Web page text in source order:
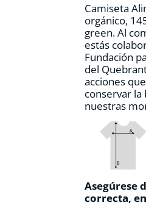
Camiseta
orgánico,
green. Al
estás
Fundación
del
acciones
conservar la
nuestras
Asegúrese
correcta,